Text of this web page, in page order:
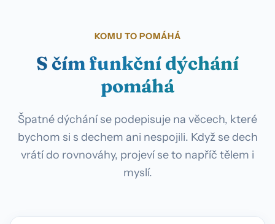
KOMU TO POMÁHÁ
S čím funkční dýchání
pomáhá
Špatné dýchání se podepisuje na věcech, které
bychom si s dechem ani nespojili. Když se dech
vrátí do rovnováhy, projeví se to napříč tělem i
myslí.